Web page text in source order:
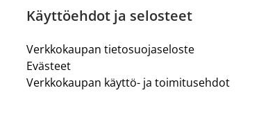
Käyttöehdot ja selosteet
Verkkokaupan tietosuojaseloste
Evästeet
Verkkokaupan käyttö- ja toimitusehdot